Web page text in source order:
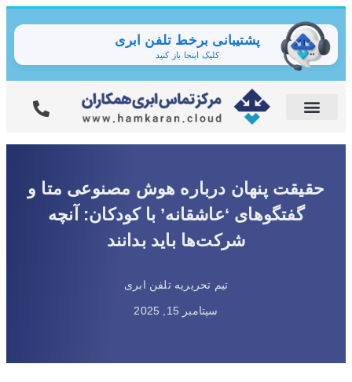
پشتیبانی برخط تلفن ابری
کلیک اینجا باز کنید
حقیقت پنهان درباره هوش مصنوعی متا و
گفتگوهای ‘عاشقانه’ با کودکان: آنچه
شرکت‌ها باید بدانند
تیم تحریریه تلفن ابری
سپتامبر 15, 2025